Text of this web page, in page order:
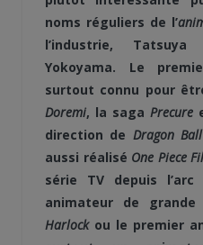
noms réguliers de l’
l’industrie,
Yokoyama. Le
surtout connu pour
Doremi, la saga Precure
direction de Dragon
aussi réalisé One Piece
série TV depuis
animateur de
Harlockou le premier